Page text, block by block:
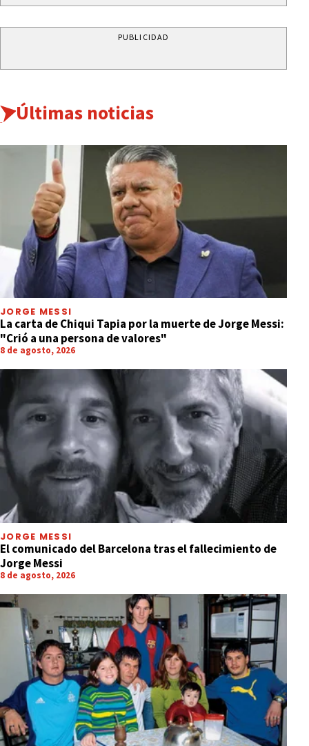
PUBLICIDAD
Últimas noticias
JORGE MESSI
La carta de Chiqui Tapia por la muerte de Jorge Messi:
"Crió a una persona de valores"
8 de agosto, 2026
JORGE MESSI
El comunicado del Barcelona tras el fallecimiento de
Jorge Messi
8 de agosto, 2026